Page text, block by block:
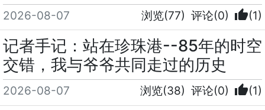
2026-08-07 浏览(77) 评论(0) thumb_up(1)
记者手记：站在珍珠港--85年的时空
交错，我与爷爷共同走过的历史
2026-08-07 浏览(38) 评论(0) thumb_up(1)